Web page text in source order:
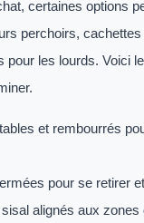
certaines options
perchoirs,
pour les lourds. Voici
et rembourrés
pour se retirer
alignés aux zones